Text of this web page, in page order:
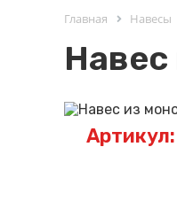
Главная Навесы
Навес